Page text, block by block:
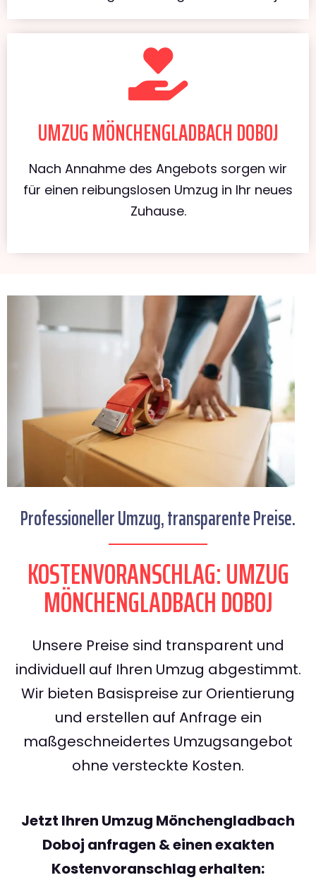
UMZUG MÖNCHENGLADBACH DOBOJ
Nach Annahme des Angebots sorgen wir
für einen reibungslosen Umzug in Ihr neues
Zuhause.
Professioneller Umzug, transparente Preise.
KOSTENVORANSCHLAG: UMZUG
MÖNCHENGLADBACH DOBOJ
Unsere Preise sind transparent und
individuell auf Ihren Umzug abgestimmt.
Wir bieten Basispreise zur Orientierung
und erstellen auf Anfrage ein
maßgeschneidertes Umzugsangebot
ohne versteckte Kosten.
Jetzt Ihren Umzug Mönchengladbach
Doboj anfragen & einen exakten
Kostenvoranschlag erhalten: